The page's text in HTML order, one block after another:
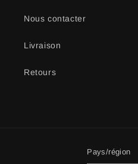
Nous contacter
Livraison
Retours
Pays/région